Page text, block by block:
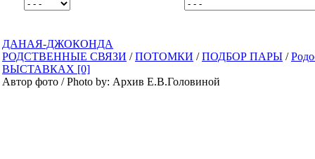
ДАНАЯ-ДЖОКОНДА
РОДСТВЕННЫЕ СВЯЗИ /ПОТОМКИ /ПОДБОР ПАРЫ /
ВЫСТАВКАХ [0]
Автор фото / Photo by: Архив Е.В.Головиной